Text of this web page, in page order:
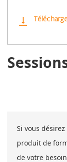
vertical_align_bottom
Si vous
produit de
de votre